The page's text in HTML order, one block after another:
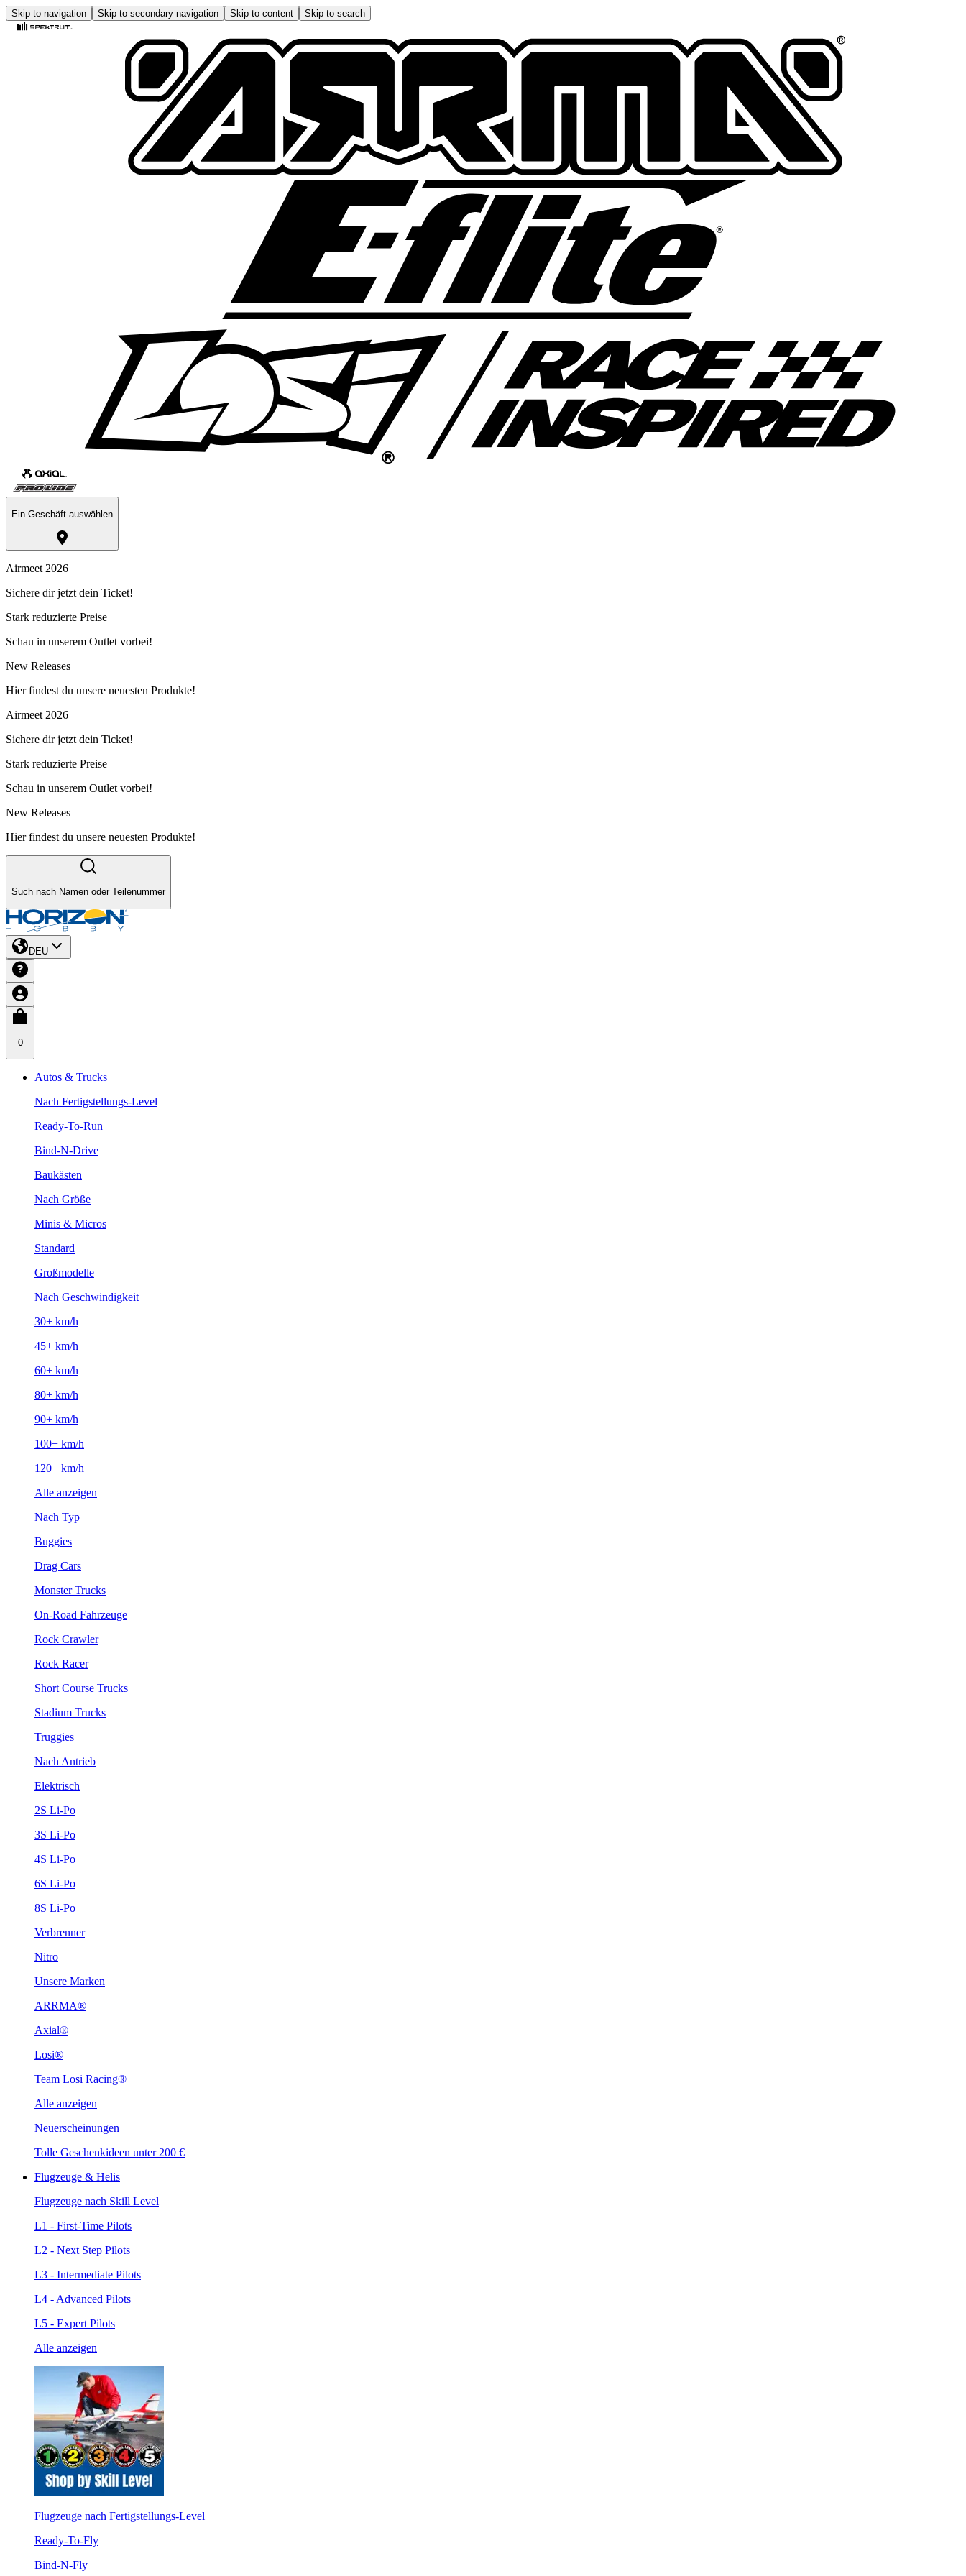
Skip to navigation Skip to secondary navigation Skip to content Skip to search
Ein Geschäft auswählen
Airmeet 2026
Sichere dir jetzt dein Ticket!
Stark reduzierte Preise
Schau in unserem Outlet vorbei!
New Releases
Hier findest du unsere neuesten Produkte!
Airmeet 2026
Sichere dir jetzt dein Ticket!
Stark reduzierte Preise
Schau in unserem Outlet vorbei!
New Releases
Hier findest du unsere neuesten Produkte!
Such nach Namen oder Teilenummer
DEU
0
Autos & Trucks
Nach Fertigstellungs-Level
Ready-To-Run
Bind-N-Drive
Baukästen
Nach Größe
Minis & Micros
Standard
Großmodelle
Nach Geschwindigkeit
30+ km/h
45+ km/h
60+ km/h
80+ km/h
90+ km/h
100+ km/h
120+ km/h
Alle anzeigen
Nach Typ
Buggies
Drag Cars
Monster Trucks
On-Road Fahrzeuge
Rock Crawler
Rock Racer
Short Course Trucks
Stadium Trucks
Truggies
Nach Antrieb
Elektrisch
2S Li-Po
3S Li-Po
4S Li-Po
6S Li-Po
8S Li-Po
Verbrenner
Nitro
Unsere Marken
ARRMA®
Axial®
Losi®
Team Losi Racing®
Alle anzeigen
Neuerscheinungen
Tolle Geschenkideen unter 200 €
Flugzeuge & Helis
Flugzeuge nach Skill Level
L1 - First-Time Pilots
L2 - Next Step Pilots
L3 - Intermediate Pilots
L4 - Advanced Pilots
L5 - Expert Pilots
Alle anzeigen
Flugzeuge nach Fertigstellungs-Level
Ready-To-Fly
Bind-N-Fly